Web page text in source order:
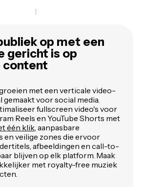
op met een
gericht is op
met een verticale video-
gemaakt voor social media.
fullscreen video's voor
Reels en YouTube Shorts met
één klik, aanpasbare
en veilige zones die ervoor
afbeeldingen en call-to-
blijven op elk platform. Maak
met royalty-free muziek